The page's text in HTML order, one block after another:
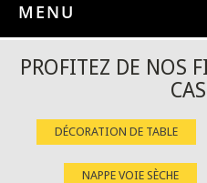
MENU
PROFITEZ DE NOS
DÉCORATION DE TABLE
NAPPE VOIE SÈCHE